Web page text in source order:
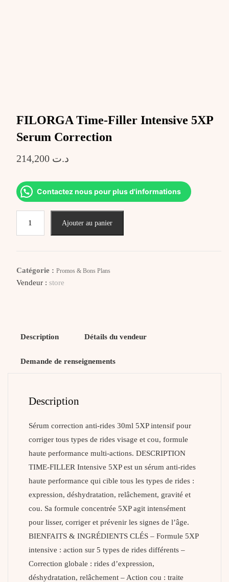
FILORGA Time-Filler Intensive 5XP
Serum Correction
د.ت 214,200
Contactez nous pour plus d'informations
Ajouter au panier
Catégorie : Promos & Bons Plans
Vendeur : store
Description Détails du vendeur
Demande de renseignements
Description
Sérum correction anti-rides 30ml 5XP intensif pour
corriger tous types de rides visage et cou, formule
haute performance multi-actions. DESCRIPTION
TIME-FILLER Intensive 5XP est un sérum anti-rides
haute performance qui cible tous les types de rides :
expression, déshydratation, relâchement, gravité et
cou. Sa formule concentrée 5XP agit intensément
pour lisser, corriger et prévenir les signes de l’âge.
BIENFAITS & INGRÉDIENTS CLÉS – Formule 5XP
intensive : action sur 5 types de rides différents –
Correction globale : rides d’expression,
déshydratation, relâchement – Action cou : traite